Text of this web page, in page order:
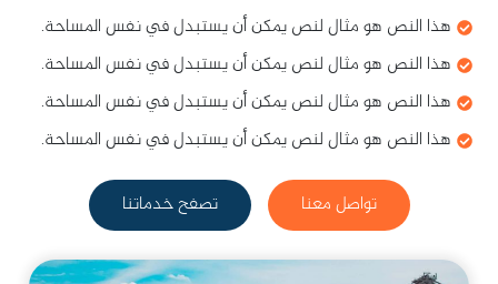
هذا النص هو مثال لنص يمكن أن يستبدل في نفس المساحة.
هذا النص هو مثال لنص يمكن أن يستبدل في نفس المساحة.
هذا النص هو مثال لنص يمكن أن يستبدل في نفس المساحة.
هذا النص هو مثال لنص يمكن أن يستبدل في نفس المساحة.
تواصل معنا تصفح خدماتنا